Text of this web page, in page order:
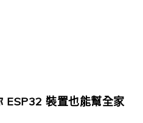
ESP32 裝置也能幫全家